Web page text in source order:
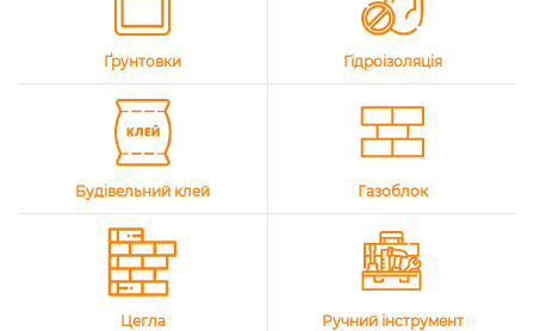
Ґрунтовки Гідроізоляція
Будівельний клей Газоблок
Цегла Ручний інструмент